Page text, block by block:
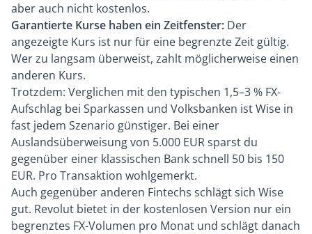
aber auch nicht kostenlos.
Garantierte Kurse haben ein Zeitfenster: Der
angezeigte Kurs ist nur für eine begrenzte Zeit gültig.
Wer zu langsam überweist, zahlt möglicherweise einen
anderen Kurs.
Trotzdem: Verglichen mit den typischen 1,5–3 % FX-
Aufschlag bei Sparkassen und Volksbanken ist Wise in
fast jedem Szenario günstiger. Bei einer
Auslandsüberweisung von 5.000 EUR sparst du
gegenüber einer klassischen Bank schnell 50 bis 150
EUR. Pro Transaktion wohlgemerkt.
Auch gegenüber anderen Fintechs schlägt sich Wise
gut. Revolut bietet in der kostenlosen Version nur ein
begrenztes FX-Volumen pro Monat und schlägt danach